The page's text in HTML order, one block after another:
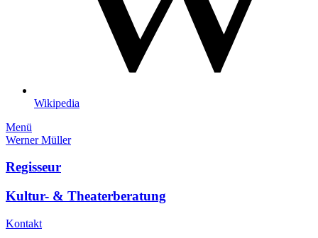
Wikipedia
Menü
Werner Müller
Regisseur
Kultur- & Theaterberatung
Kontakt